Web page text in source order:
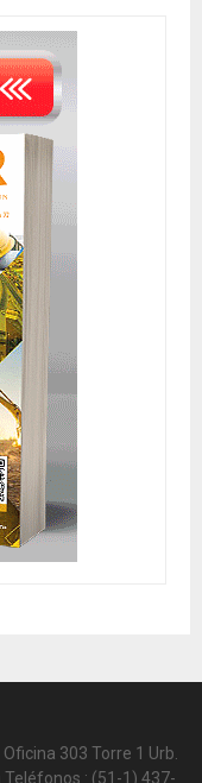
303 Torre 1 Urb.
Teléfonos.: (51-1) 437-